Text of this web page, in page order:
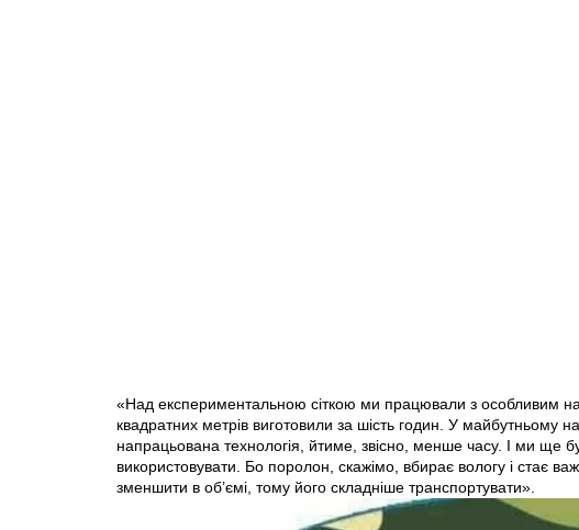
«Над експериментальною сіткою ми працювали з особливим
квадратних метрів виготовили за шість годин. У майбутньому
напрацьована технологія, йтиме, звісно, менше часу. І ми ще
використовувати. Бо поролон, скажімо, вбирає вологу і стає
зменшити в об’ємі, тому його складніше транспортувати».